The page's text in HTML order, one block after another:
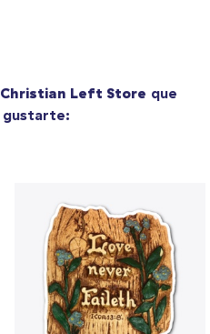
Left Store que
gustarte: